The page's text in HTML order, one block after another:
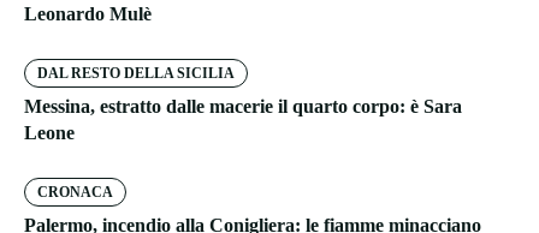
Leonardo Mulè
DAL RESTO DELLA SICILIA
Messina, estratto dalle macerie il quarto corpo: è Sara
Leone
CRONACA
Palermo, incendio alla Conigliera: le fiamme minacciano